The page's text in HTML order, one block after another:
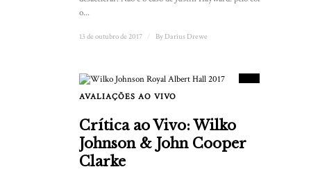
o...
13 de outubro de 2017 By Darius Drewe
PLACAR
AVALIAÇÕES AO VIVO
Crítica ao Vivo: Wilko
Johnson & John Cooper
Clarke